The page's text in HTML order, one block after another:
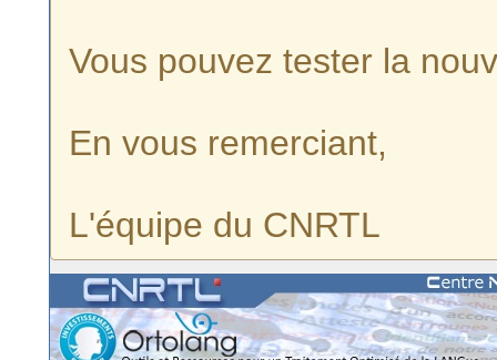
Vous pouvez tester la
En vous remerciant,
L'équipe du CNRTL